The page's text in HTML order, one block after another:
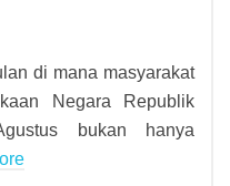
di mana masyarakat
Negara Republik
bukan hanya